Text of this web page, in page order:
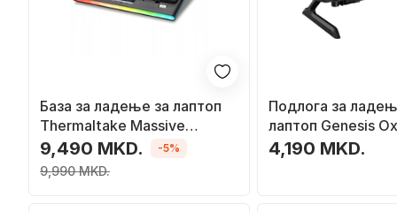
База за ладење за лаптоп
Thermaltake Massive
Extreme, до 18\", RGB
осветлување, црна
9,490 MKD.
9,990 MKD.
-5%
Подлога за
лаптоп Genesis
RGB NHG-1858,
вентилатори,
4,190 MKD.